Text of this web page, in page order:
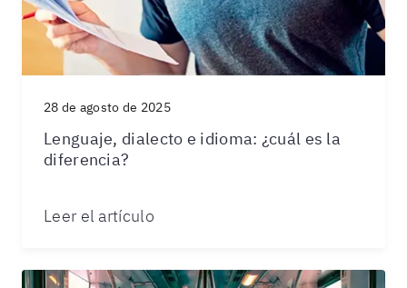
28 de agosto de 2025
Lenguaje, dialecto e idioma: ¿cuál es la
diferencia?
Leer el artículo